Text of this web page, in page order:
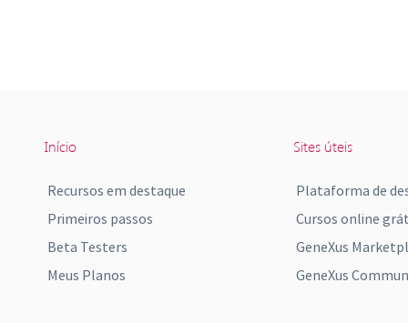
Início
Recursos em destaque
Primeiros passos
Beta Testers
Meus Planos
Sites úteis
Plataforma de
Cursos online
GeneXus
GeneXus